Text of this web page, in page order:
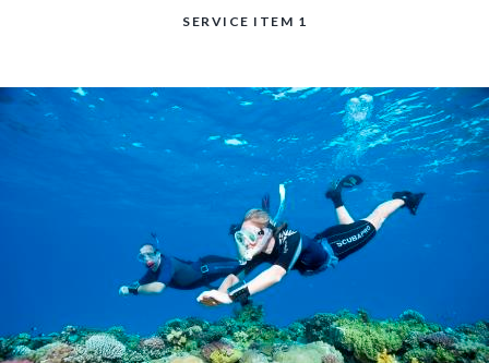
belen,buceotecnico,
SERVICE ITEM 1